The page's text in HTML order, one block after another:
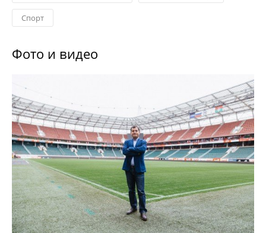
Спорт
Фото и видео